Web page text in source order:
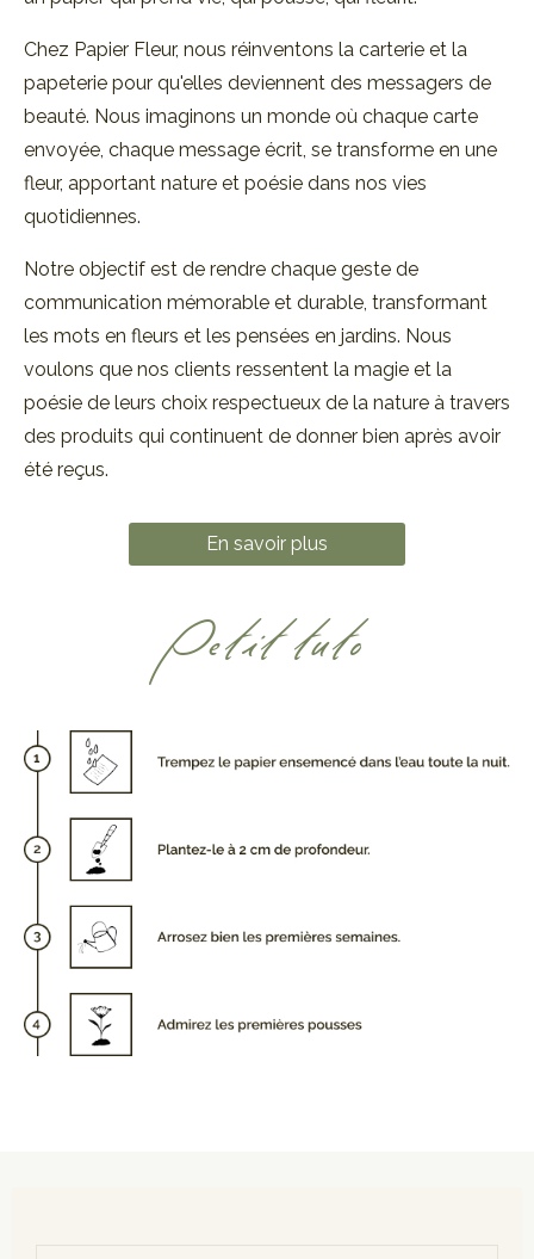
Chez Papier Fleur, nous réinventons la carterie et la
papeterie pour qu'elles deviennent des messagers de
beauté. Nous imaginons un monde où chaque carte
envoyée, chaque message écrit, se transforme en une
fleur, apportant nature et poésie dans nos vies
quotidiennes.
Notre objectif est de rendre chaque geste de
communication mémorable et durable, transformant
les mots en fleurs et les pensées en jardins. Nous
voulons que nos clients ressentent la magie et la
poésie de leurs choix respectueux de la nature à travers
des produits qui continuent de donner bien après avoir
été reçus.
En savoir plus
Petit tuto